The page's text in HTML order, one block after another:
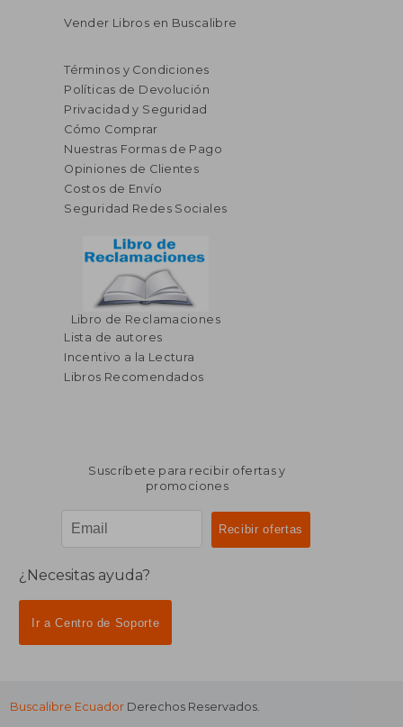
40%
dcto.
$ 72.76
$ 43.66
Vender Libros en Buscalibre
Términos y Condiciones
Políticas de Devolución
Privacidad y Seguridad
Cómo Comprar
Nuestras Formas de Pago
Opiniones de Clientes
Costos de Envío
Seguridad Redes Sociales
Libro de Reclamaciones
Lista de autores
Incentivo a la Lectura
Libros Recomendados
Suscríbete para recibir ofertas y
promociones
¿Necesitas ayuda?
Ir a Centro de Soporte
Buscalibre Ecuador Derechos Reservados.